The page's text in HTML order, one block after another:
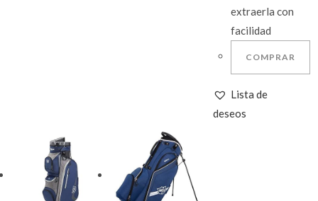
extraerla con
facilidad
COMPRAR
Lista de
deseos